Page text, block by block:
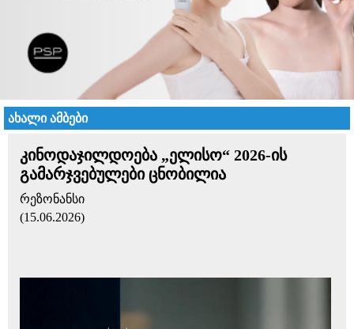
ახალი ამბები
კინოდაჯილდოება „ელისო“ 2026-ის
გამარჯვებულები ცნობილია
რეზონანსი
(15.06.2026)